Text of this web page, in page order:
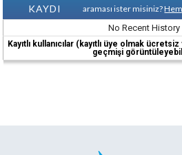
KAYDI
araması ister misiniz?
No Recent History
Kayıtlı kullanıcılar (kayıtlı üye olmak
geçmişi